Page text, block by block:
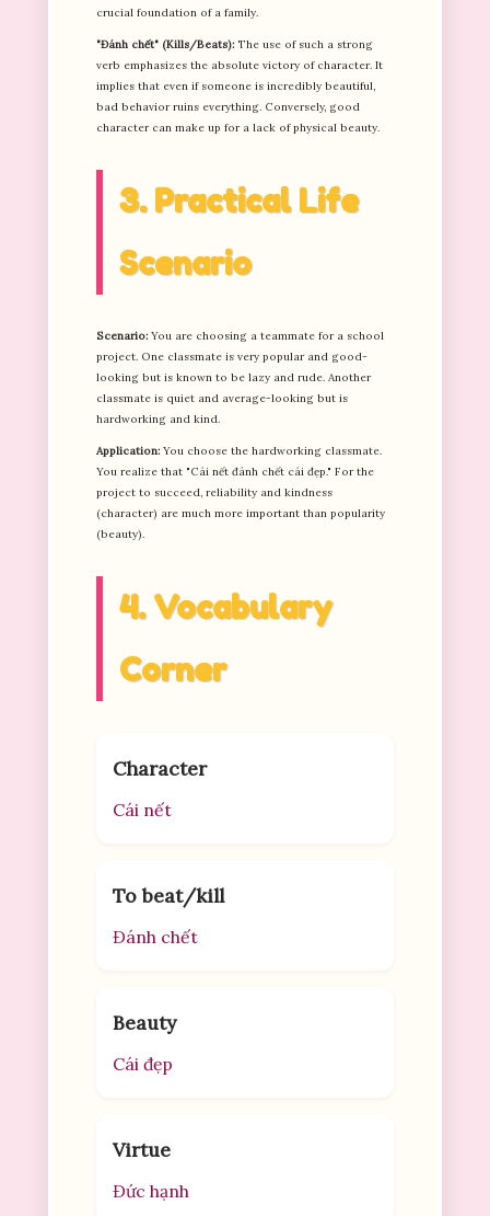
crucial foundation of a family.
"Đánh chết" (Kills/Beats): The use of such a strong
verb emphasizes the absolute victory of character. It
implies that even if someone is incredibly beautiful,
bad behavior ruins everything. Conversely, good
character can make up for a lack of physical beauty.
3. Practical Life
Scenario
Scenario: You are choosing a teammate for a school
project. One classmate is very popular and good-
looking but is known to be lazy and rude. Another
classmate is quiet and average-looking but is
hardworking and kind.
Application: You choose the hardworking classmate.
You realize that "Cái nết đánh chết cái đẹp." For the
project to succeed, reliability and kindness
(character) are much more important than popularity
(beauty).
4. Vocabulary
Corner
Character
Cái nết
To beat/kill
Đánh chết
Beauty
Cái đẹp
Virtue
Đức hạnh